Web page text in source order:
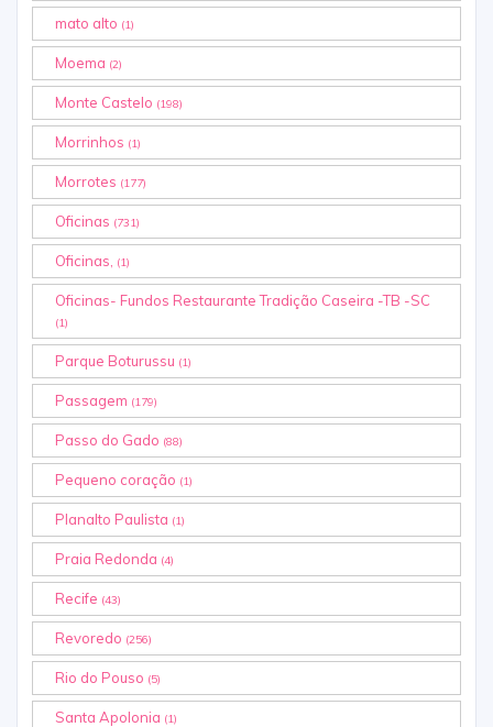
mato alto (1)
Moema (2)
Monte Castelo (198)
Morrinhos (1)
Morrotes (177)
Oficinas (731)
Oficinas, (1)
Oficinas- Fundos Restaurante Tradição Caseira -TB -SC
(1)
Parque Boturussu (1)
Passagem (179)
Passo do Gado (88)
Pequeno coração (1)
Planalto Paulista (1)
Praia Redonda (4)
Recife (43)
Revoredo (256)
Rio do Pouso (5)
Santa Apolonia (1)